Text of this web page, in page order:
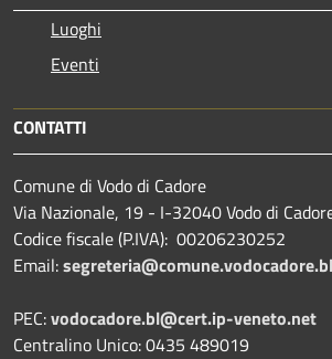
Luoghi
Eventi
CONTATTI
Comune di Vodo di Cadore
Via Nazionale, 19 - I-32040 Vodo di
Codice fiscale (P.IVA): 00206230252
Email:
PEC:vodocadore.bl@cert.ip-veneto.net
Centralino Unico: 0435 489019